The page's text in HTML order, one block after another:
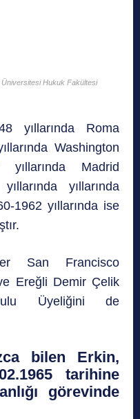
Üniversitesi Hukuk Fakültesi
yıllarında Roma
Washington
yıllarında Madrid
yıllarında
1962 yıllarında ise
San Francisco
Ereğli Demir Çelik
Üyeliğini de
bilen Erkin,
tarihine
görevinde